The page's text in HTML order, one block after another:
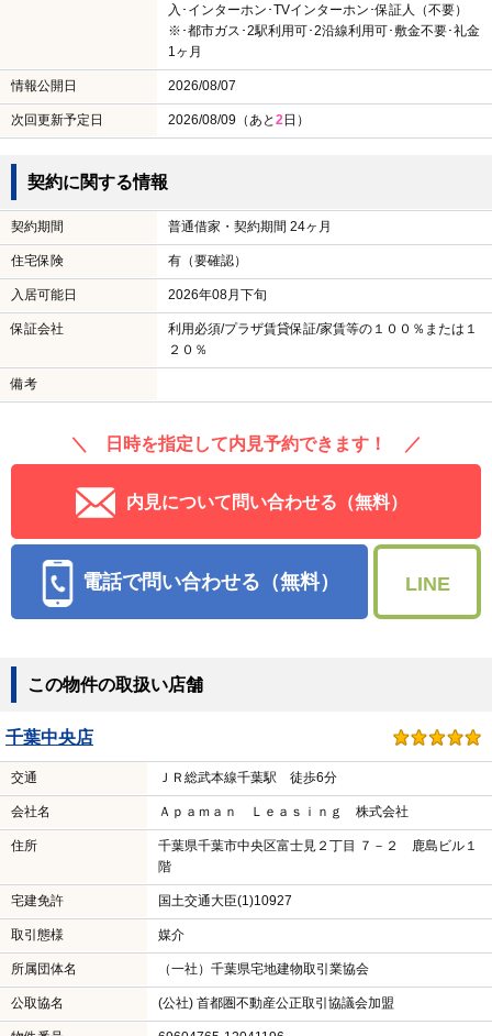
入･インターホン･TVインターホン･保証人（不要）
※･都市ガス･2駅利用可･2沿線利用可･敷金不要･礼金
1ヶ月
情報公開日 2026/08/07
次回更新予定日 2026/08/09（あと2日）
契約に関する情報
契約期間 普通借家・契約期間 24ヶ月
住宅保険 有（要確認）
入居可能日 2026年08月下旬
保証会社
利用必須/プラザ賃貸保証/家賃等の１００％または１
２０％
備考
＼ 日時を指定して内見予約できます！ ／
内見について問い合わせる（無料）
電話で問い合わせる（無料） LINE
この物件の取扱い店舗
千葉中央店
交通 ＪＲ総武本線千葉駅 徒歩6分
会社名 Ａｐａｍａｎ Ｌｅａｓｉｎｇ 株式会社
住所
千葉県千葉市中央区富士見２丁目 ７－２ 鹿島ビル１
階
宅建免許 国土交通大臣(1)10927
取引態様 媒介
所属団体名 （一社）千葉県宅地建物取引業協会
公取協名 (公社) 首都圏不動産公正取引協議会加盟